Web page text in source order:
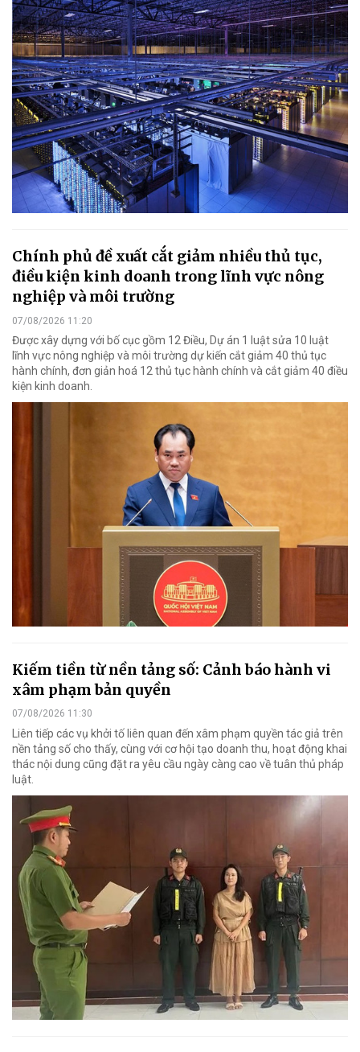
Chính phủ đề xuất cắt giảm nhiều thủ tục,
điều kiện kinh doanh trong lĩnh vực nông
nghiệp và môi trường
07/08/2026 11:20
Được xây dựng với bố cục gồm 12 Điều, Dự án 1 luật sửa 10 luật
lĩnh vực nông nghiệp và môi trường dự kiến cắt giảm 40 thủ tục
hành chính, đơn giản hoá 12 thủ tục hành chính và cắt giảm 40 điều
kiện kinh doanh.
Kiếm tiền từ nền tảng số: Cảnh báo hành vi
xâm phạm bản quyền
07/08/2026 11:30
Liên tiếp các vụ khởi tố liên quan đến xâm phạm quyền tác giả trên
nền tảng số cho thấy, cùng với cơ hội tạo doanh thu, hoạt động khai
thác nội dung cũng đặt ra yêu cầu ngày càng cao về tuân thủ pháp
luật.